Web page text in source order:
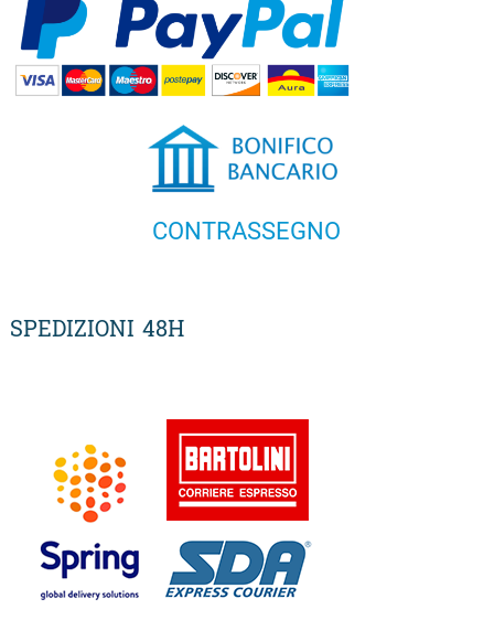
CONTRASSEGNO
SPEDIZIONI 48H